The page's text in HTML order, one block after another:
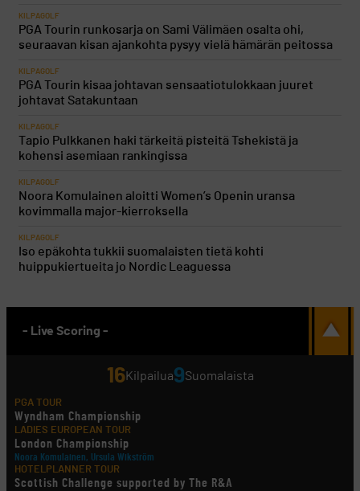
KILPAGOLF
PGA Tourin runkosarja on Sami Välimäen osalta ohi,
seuraavan kisan ajankohta pysyy vielä hämärän peitossa
KILPAGOLF
PGA Tourin kisaa johtavan sensaatiotulokkaan juuret
johtavat Satakuntaan
KILPAGOLF
Tapio Pulkkanen haki tärkeitä pisteitä Tshekistä ja
kohensi asemiaan rankingissa
KILPAGOLF
Noora Komulainen aloitti Women’s Openin uransa
kovimmalla major-kierroksella
KILPAGOLF
Iso epäkohta tukkii suomalaisten tietä kohti
huippukiertueita jo Nordic Leaguessa
- Live Scoring -
16Kilpailua9Suomalaista
PGA TOUR
Wyndham Championship
LADIES EUROPEAN TOUR
London Championship
Noora Komulainen, Ursula Wikström
HOTELPLANNER TOUR
Scottish Challenge supported by The R&A